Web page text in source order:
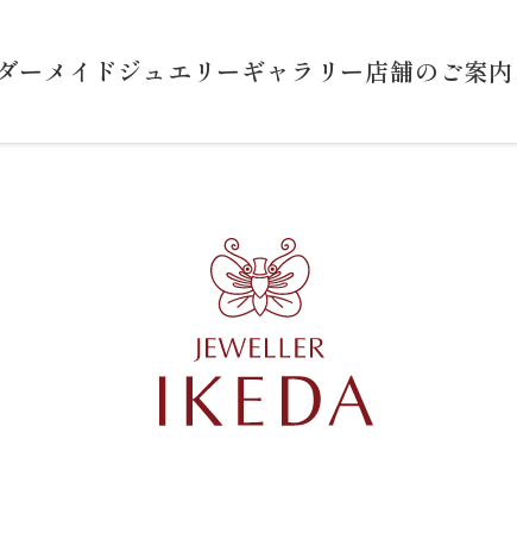
ーメイドジュエリーギャラリー店舗のご案内